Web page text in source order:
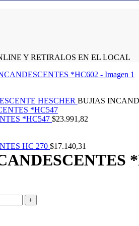
Y RETIRALOS EN EL LOCAL
HESCHER BUJIAS
*HC547 $23.991,82
HC 270 $17.140,31